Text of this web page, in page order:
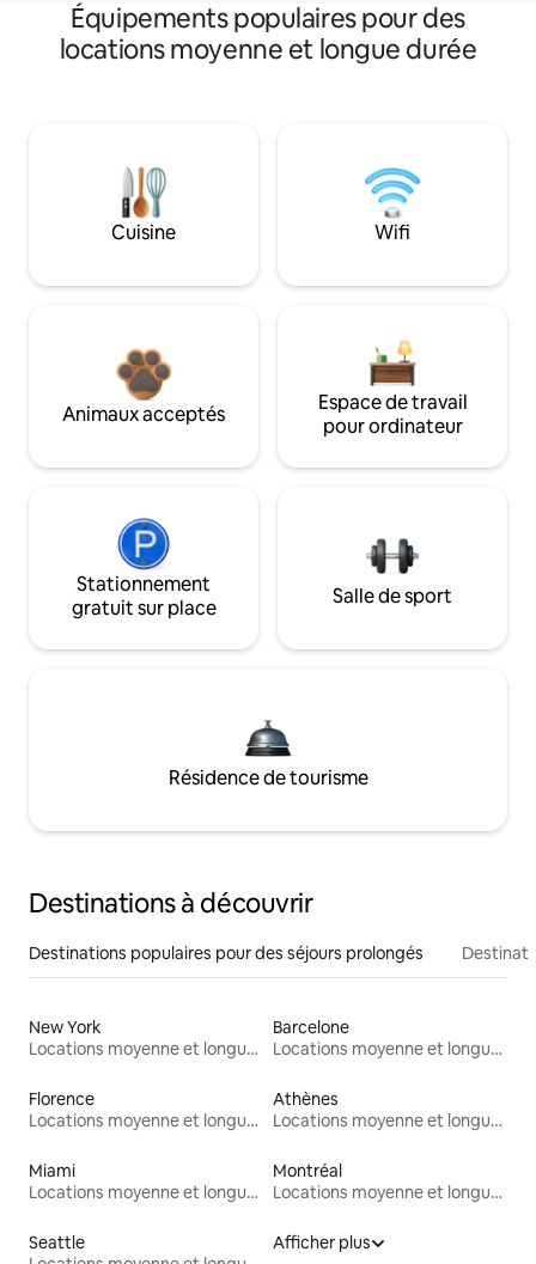
Équipements populaires pour des
locations moyenne et longue durée
Cuisine Wifi
Animaux acceptés
Espace de travail
pour ordinateur
Stationnement
gratuit sur place
Salle de sport
Résidence de tourisme
Destinations à découvrir
Destinations populaires pour des séjours prolongés
New York
Locations moyenne et longue durée
Barcelone
Locations moyenne et longue durée
Florence
Locations moyenne et longue durée
Athènes
Locations moyenne et longue durée
Miami
Locations moyenne et longue durée
Montréal
Locations moyenne et longue durée
Seattle
Afficher plus